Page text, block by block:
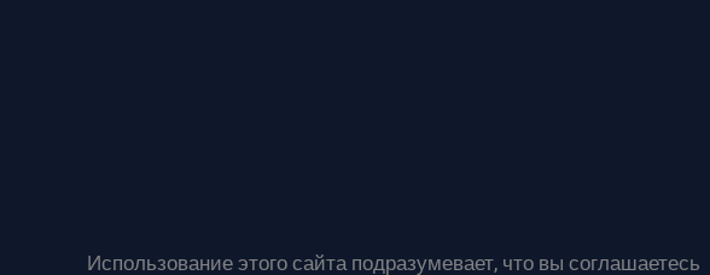
Использование этого сайта подразумевает, что вы соглашаетесь